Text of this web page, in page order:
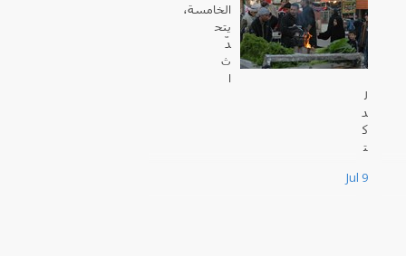
الخامسة،
يتح
دّ
ث
ا
ل
د
ك
ت
ر
Jul 9